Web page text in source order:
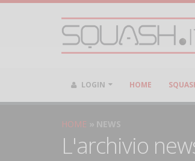
LOGIN HOME
HOME NEWS
L'archivio